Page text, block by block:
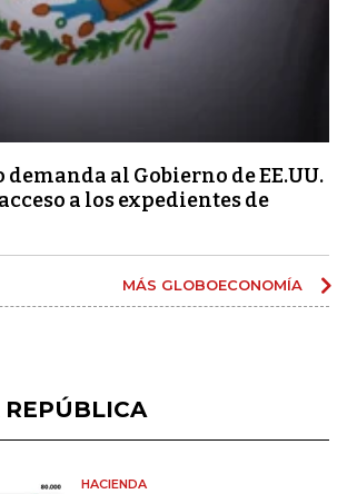
demanda al Gobierno de EE.UU.
a los expedientes de
MÁS GLOBOECONOMÍA
HACIENDA